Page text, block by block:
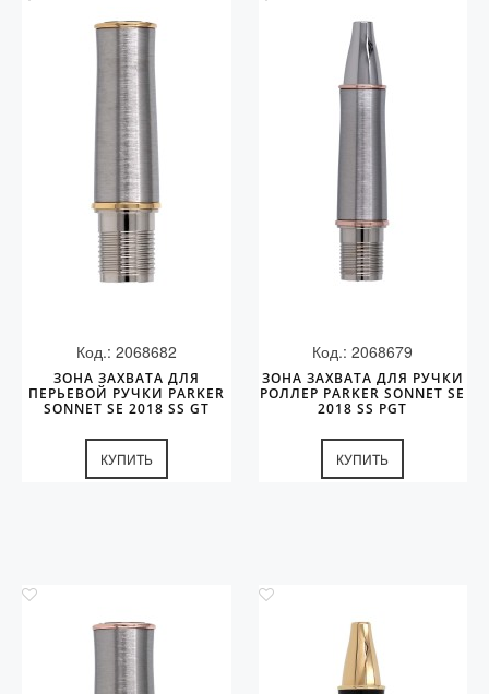
Код.: 2068682
ЗОНА ЗАХВАТА ДЛЯ
ПЕРЬЕВОЙ РУЧКИ PARKER
SONNET SE 2018 SS GT
КУПИТЬ
Код.: 2068679
ЗОНА ЗАХВАТА ДЛЯ РУЧКИ
РОЛЛЕР PARKER SONNET SE
2018 SS PGT
КУПИТЬ